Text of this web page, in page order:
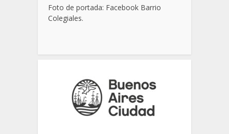
Foto de portada: Facebook Barrio
Colegiales.